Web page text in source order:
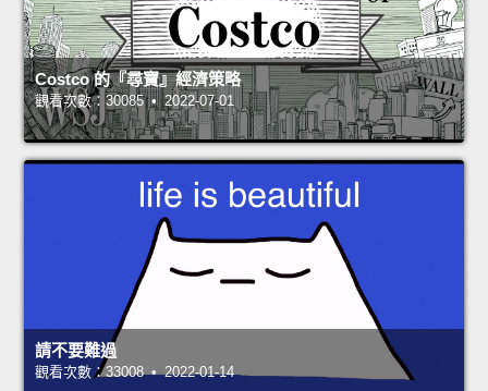
Costco 的『尋寶』經濟策略
觀看次數：30085 • 2022-07-01
請不要難過
觀看次數：33008 • 2022-01-14